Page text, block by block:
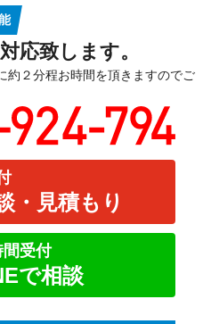
応致します。
２分程お時間を頂きますのでご
・見積もり
間受付
で相談